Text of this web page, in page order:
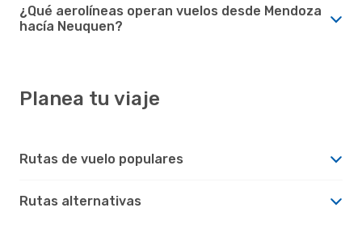
¿Qué aerolíneas operan vuelos desde Mendoza
hacía Neuquen?
Planea tu viaje
Rutas de vuelo populares
Rutas alternativas